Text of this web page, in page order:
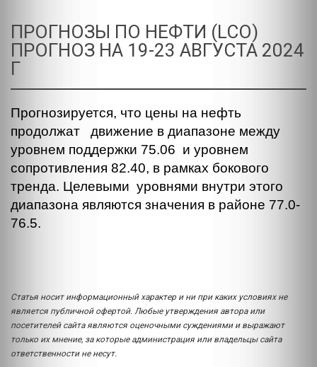
ПРОГНОЗЫ ПО НЕФТИ (LCO)
ПРОГНОЗ НА 19-23 АВГУСТА 2024
Г
Прогнозируется, что цены на нефть
продолжат движение в диапазоне между
уровнем поддержки 75.06 и уровнем
сопротивления 82.40, в рамках бокового
тренда. Целевыми уровнями внутри этого
диапазона являются значения в районе 77.0-
76.5.
Статья носит информационный характер и ни при каких условиях не
является публичной офертой. Любые утверждения автора или
посетителей сайта являются оценочными суждениями и выражают
только их мнение, за которые администрация или владельцы сайта
ответственности не несут.